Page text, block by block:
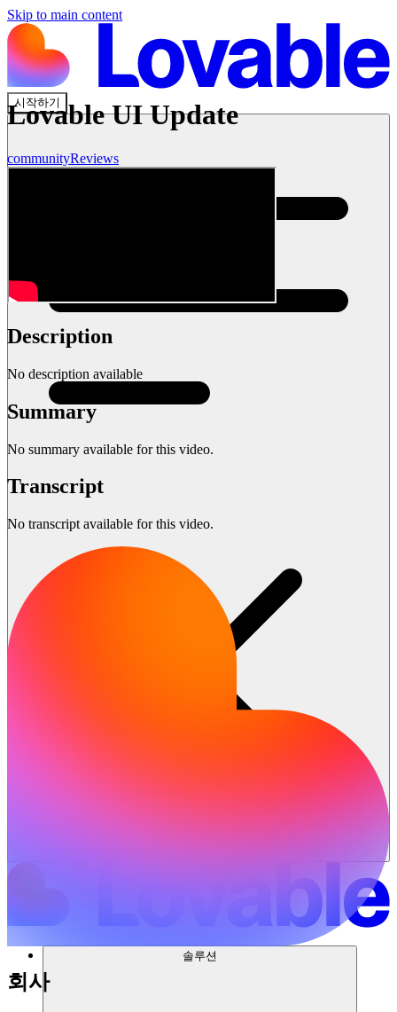
Skip to main content
시작하기
솔루션
Lovable UI Update
communityReviews
Description
No description available
Summary
No summary available for this video.
Transcript
No transcript available for this video.
회사